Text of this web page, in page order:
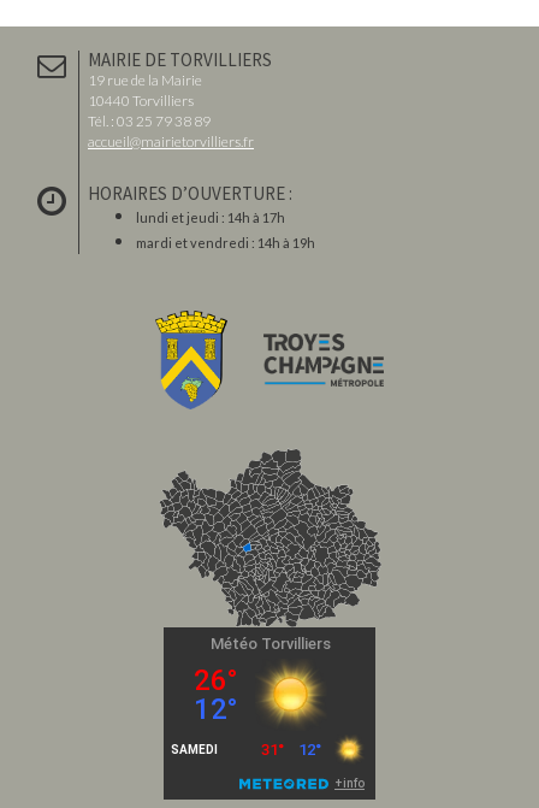
MAIRIE DE TORVILLIERS
19 rue de la Mairie
10440 Torvilliers
Tél. : 03 25 79 38 89
accueil@mairietorvilliers.fr
HORAIRES D’OUVERTURE :
lundi et jeudi : 14h à 17h
mardi et vendredi : 14h à 19h